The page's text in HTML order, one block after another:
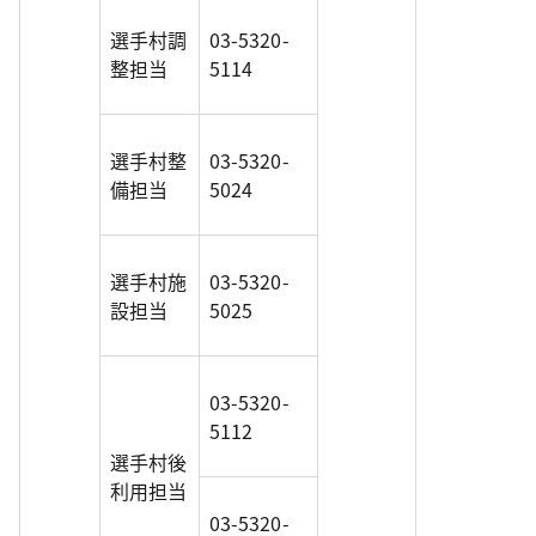
選手村調
整担当
03-5320-
5114
選手村整
備担当
03-5320-
5024
選手村施
設担当
03-5320-
5025
選手村後
利用担当
03-5320-
5112
03-5320-